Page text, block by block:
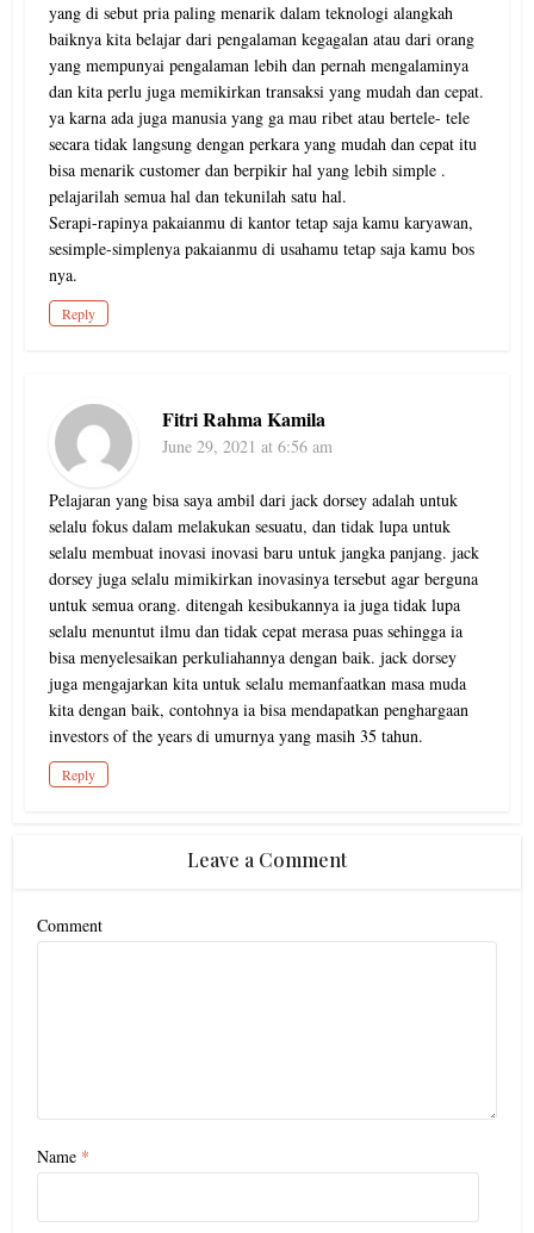
yang di sebut pria paling menarik dalam teknologi alangkah
baiknya kita belajar dari pengalaman kegagalan atau dari orang
yang mempunyai pengalaman lebih dan pernah mengalaminya
dan kita perlu juga memikirkan transaksi yang mudah dan cepat.
ya karna ada juga manusia yang ga mau ribet atau bertele- tele
secara tidak langsung dengan perkara yang mudah dan cepat itu
bisa menarik customer dan berpikir hal yang lebih simple .
pelajarilah semua hal dan tekunilah satu hal.
Serapi-rapinya pakaianmu di kantor tetap saja kamu karyawan,
sesimple-simplenya pakaianmu di usahamu tetap saja kamu bos
nya.
Reply
Fitri Rahma Kamila
June 29, 2021 at 6:56 am
Pelajaran yang bisa saya ambil dari jack dorsey adalah untuk
selalu fokus dalam melakukan sesuatu, dan tidak lupa untuk
selalu membuat inovasi inovasi baru untuk jangka panjang. jack
dorsey juga selalu mimikirkan inovasinya tersebut agar berguna
untuk semua orang. ditengah kesibukannya ia juga tidak lupa
selalu menuntut ilmu dan tidak cepat merasa puas sehingga ia
bisa menyelesaikan perkuliahannya dengan baik. jack dorsey
juga mengajarkan kita untuk selalu memanfaatkan masa muda
kita dengan baik, contohnya ia bisa mendapatkan penghargaan
investors of the years di umurnya yang masih 35 tahun.
Reply
Leave a Comment
Comment
Name *